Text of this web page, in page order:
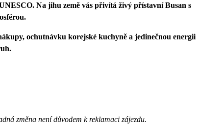
Na jihu země vás přivítá živý přístavní Busan s
ochutnávku korejské kuchyně a jedinečnou energii
změna není důvodem k reklamaci zájezdu.